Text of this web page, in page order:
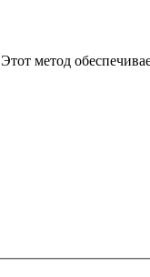
Этот метод